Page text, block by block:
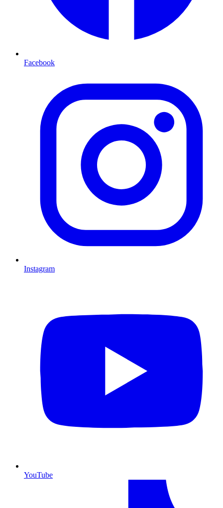
Facebook
Instagram
YouTube